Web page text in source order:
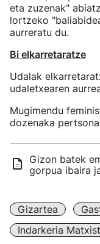
eta zuzenak"
lortzeko
aurreratu du.
Bi elkarretaratze
Udalak
udaletxearen
Mugimendu
dozenaka
Gizon batek
gorpua ibaira
Gizartea
Indarkeria